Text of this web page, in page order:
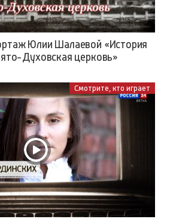
Юлии Шалаевой «История
Духовская церковь»
Смотрите, кто играет